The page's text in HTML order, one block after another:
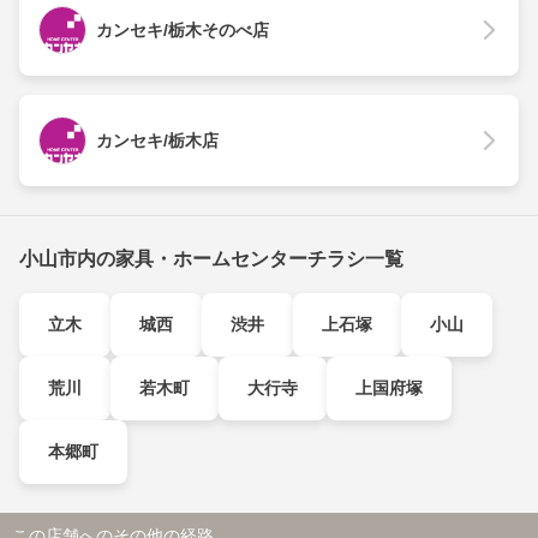
カンセキ/栃木そのべ店
カンセキ/栃木店
小山市内の家具・ホームセンターチラシ一覧
立木 城西 渋井 上石塚 小山
荒川 若木町 大行寺 上国府塚
本郷町